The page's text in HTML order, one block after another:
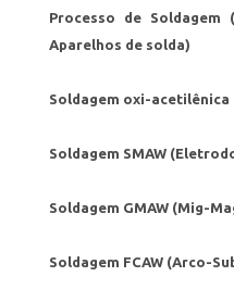
Processo de Soldagem
Aparelhos de solda)
Soldagem oxi-acetilênica
Soldagem SMAW
Soldagem GMAW (Mig-
Soldagem FCAW (Arco-